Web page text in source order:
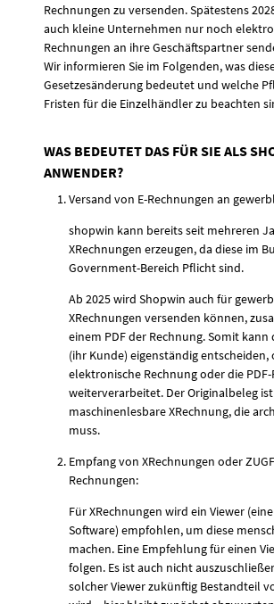
Rechnungen zu versenden. Spätestens
auch kleine Unternehmen nur noch
Rechnungen an ihre Geschäftspartner
Wir informieren Sie im Folgenden, was
Gesetzesänderung bedeutet und welche
Fristen für die Einzelhändler zu beachten
WAS BEDEUTET DAS FÜR SIE ALS
ANWENDER?
Versand von E-Rechnungen an
shopwin kann bereits seit mehreren
XRechnungen erzeugen, da diese im
Government-Bereich Pflicht sind.
Ab 2025 wird Shopwin auch für
XRechnungen versenden können,
einem PDF der Rechnung. Somit kann
(ihr Kunde) eigenständig entscheiden,
elektronische Rechnung oder die
weiterverarbeitet. Der Originalbeleg
maschinenlesbare XRechnung, die
muss.
Empfang von XRechnungen oder
Rechnungen:
Für XRechnungen wird ein Viewer
Software) empfohlen, um diese
machen. Eine Empfehlung für einen
folgen. Es ist auch nicht
solcher Viewer zukünftig Bestandteil